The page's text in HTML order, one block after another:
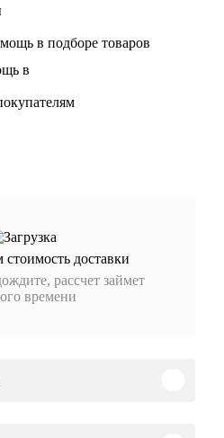
в
стоимость доставки
рассчет займет
времени